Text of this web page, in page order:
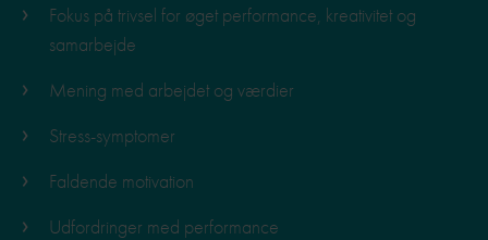
Fokus på trivsel for øget performance, kreativitet og
samarbejde
Mening med arbejdet og værdier
Stress-symptomer
Faldende motivation
Udfordringer med performance